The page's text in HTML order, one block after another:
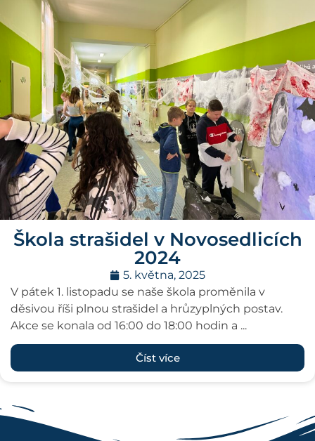
Škola strašidel v Novosedlicích
2024
5. května, 2025
V pátek 1. listopadu se naše škola proměnila v
děsivou říši plnou strašidel a hrůzyplných postav.
Akce se konala od 16:00 do 18:00 hodin a ...
Číst více